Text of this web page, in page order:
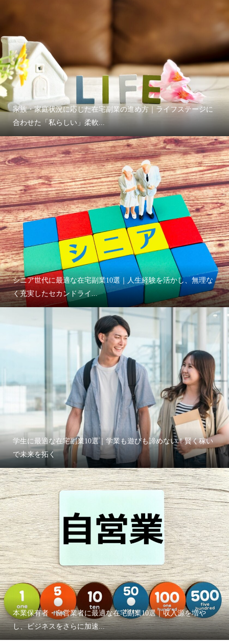
家族・家庭状況に応じた在宅副業の進め方｜ライフステージに
合わせた「私らしい」柔軟...
シニア世代に最適な在宅副業10選｜人生経験を活かし、無理な
く充実したセカンドライ...
学生に最適な在宅副業10選｜学業も遊びも諦めない！賢く稼い
で未来を拓く
本業保有者・自営業者に最適な在宅副業10選｜収入源を増や
し、ビジネスをさらに加速...